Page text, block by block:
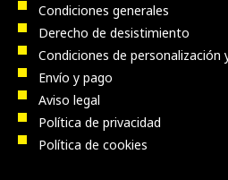
Condiciones generales
Derecho de desistimiento
Condiciones de personalización
Envío y pago
Aviso legal
Política de privacidad
Política de cookies